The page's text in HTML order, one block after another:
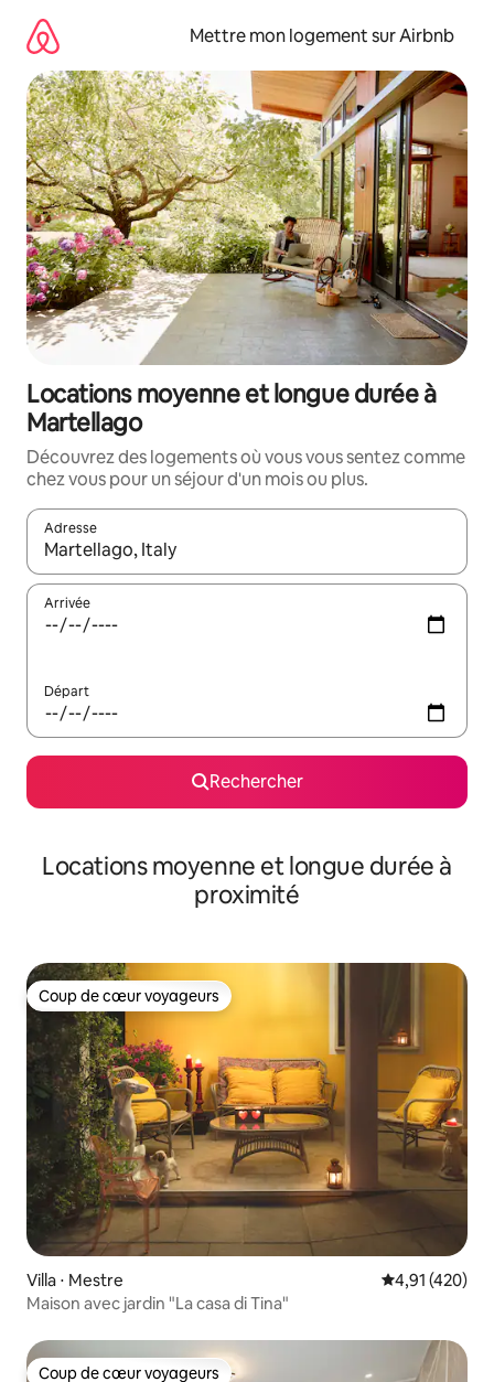
directement
contenu
Mettre mon logement sur Airbnb
Locations moyenne et longue durée à
Martellago
Découvrez des logements où vous vous sentez comme
chez vous pour un séjour d'un mois ou plus.
Adresse
Lorsque les résultats s'affichent, utilisez les flèches vers le
Arrivée
Départ
Rechercher
Locations moyenne et longue durée à
proximité
Coup de cœur voyageurs
Coup de cœur voyageurs
Villa ⋅ Mestre Évaluation
4,91 (420)
Maison avec jardin "La casa di Tina"
Coup de cœur voyageurs